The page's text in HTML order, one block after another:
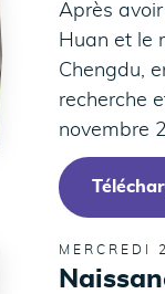
Après
Huan et le
Chengdu,
recherche
novembre
MERCREDI